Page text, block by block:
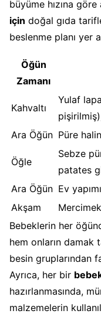
büyüme hızına
için doğal gıda
beslenme planı yer
Öğün
Zamanı
Kahvaltı
Yulaf
Ara Öğün Püre
Öğle
Sebze
patates
Ara Öğün Ev
Akşam
Bebeklerin her
hem onların damak
besin gruplarından
Ayrıca, her bir
hazırlanmasında,
malzemelerin